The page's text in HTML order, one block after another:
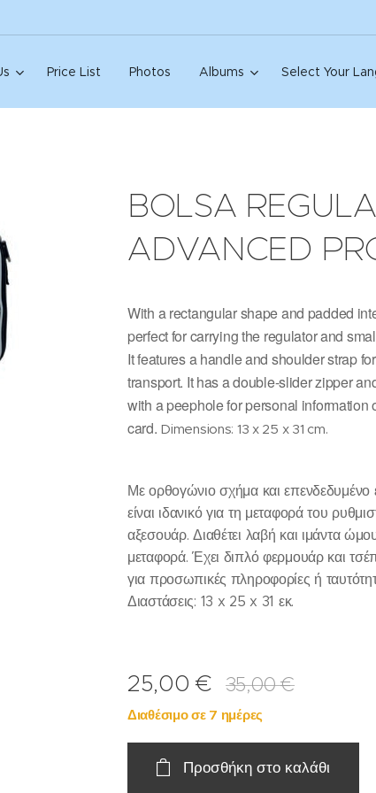
Price List Photos Albums Select Your
BOLSA
ADVANCED
With a rectangular shape and padded
perfect for carrying the regulator and
It features a handle and shoulder strap
transport. It has a double-slider zipper
with a peephole for personal information
card. Dimensions: 13 x 25 x 31 cm.
Με ορθογώνιο σχήμα και επενδεδυμένο
είναι ιδανικό για τη μεταφορά του
αξεσουάρ. Διαθέτει λαβή και ιμάντα
μεταφορά. Έχει διπλό φερμουάρ και
για προσωπικές πληροφορίες ή
Διαστάσεις: 13 x 25 x 31 εκ.
25,00 € 35,00€
Διαθέσιμο σε 7 ημέρες
Προσθήκη στο καλάθι